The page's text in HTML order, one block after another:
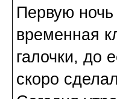
Первую ночь
временная
галочки, до
скоро